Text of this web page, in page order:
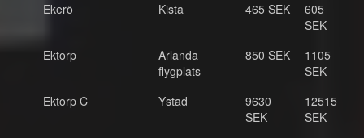
Ekerö
Kista 465 SEK
605
SEK
Ektorp
Arlanda
flygplats
850 SEK
1105
SEK
Ektorp C
Ystad
9630
SEK
12515
SEK